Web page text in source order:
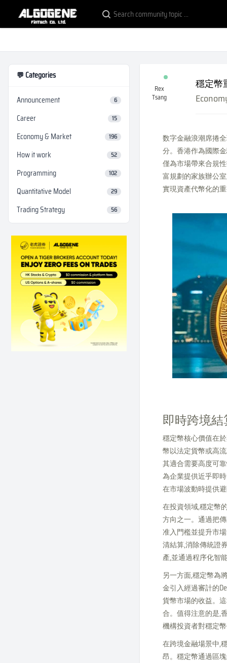
💬 Categories
Announcement 6
Career 15
Economy & Market 196
How it work 52
Programming 102
Quantitative Model 29
Trading Strategy 56
Rex
Tsang
穩定幣
数字金融浪潮席捲
分。香港作為國際
僅為市場帶來合規
富規劃的家族辦公
實現資產代幣化的
即時跨境
穩定幣核心價值在
幣以法定貨幣或高
其適合需要高度可
為企業提供近乎即
在市場波動時提供
在投資領域,穩定幣
方向之一。通過把
准入門檻並提升市
清結算,消除傳統證
產,並通過程序化智
另一方面,穩定幣為
金引入經過審計的
貨幣市場的收益。
合。值得注意的是,
機構投資者對穩定
在跨境金融場景中,
昂。穩定幣通過區